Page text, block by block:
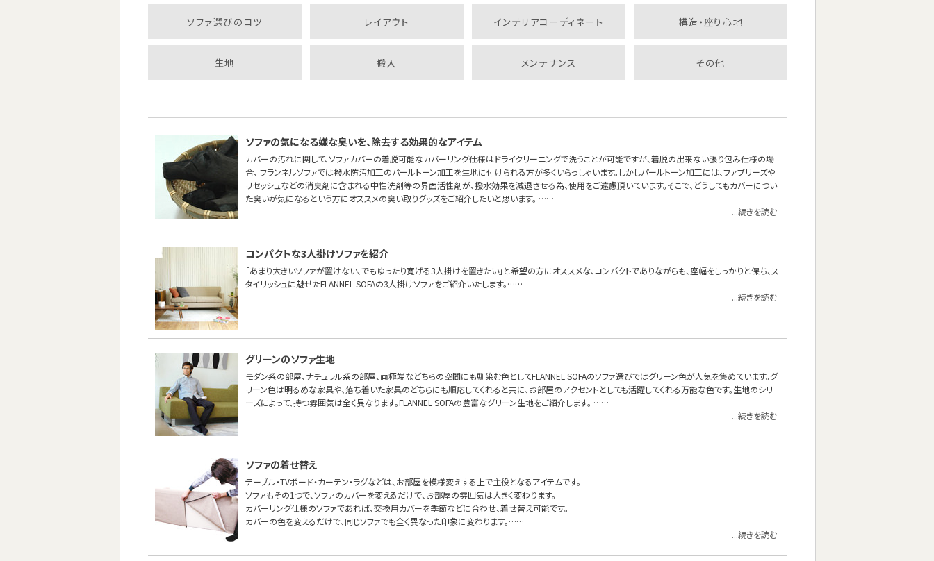
ソファ選びのコツ レイアウト インテリアコーディネート 構造・座り心地
生地 搬入 メンテナンス その他
ソファの気になる嫌な臭いを、除去する効果的なアイテム
カバーの汚れに関して、ソファカバーの着脱可能なカバーリング仕様はドライクリーニングで洗うことが可能ですが、着脱の出来ない張り包み仕様の場
合、 フランネルソファでは撥水防汚加工のパールトーン加工を生地に付けられる方が多くいらっしゃいます。しかしパールトーン加工には、ファブリーズや
リセッシュなどの消臭剤に含まれる中性洗剤等の界面活性剤が、撥水効果を減退させる為、使用をご遠慮頂いています。そこで、どうしてもカバーについ
た臭いが気になるという方にオススメの臭い取りグッズをご紹介したいと思います。 ……
...続きを読む
コンパクトな3人掛けソファを紹介
「あまり大きいソファが置けない、でもゆったり寛げる3人掛けを置きたい」と希望の方にオススメな、コンパクトでありながらも、座幅をしっかりと保ち、ス
タイリッシュに魅せたFLANNEL SOFAの3人掛けソファをご紹介いたします。……
...続きを読む
グリーンのソファ生地
モダン系の部屋、ナチュラル系の部屋、両極端などちらの空間にも馴染む色としてFLANNEL SOFAのソファ選びではグリーン色が人気を集めています。グ
リーン色は明るめな家具や、落ち着いた家具のどちらにも順応してくれると共に、お部屋のアクセントとしても活躍してくれる万能な色です。生地のシリ
ーズによって、持つ雰囲気は全く異なります。FLANNEL SOFAの豊富なグリーン生地をご紹介します。 ……
...続きを読む
ソファの着せ替え
テーブル・TVボード・カーテン・ラグなどは、お部屋を模様変えする上で主役となるアイテムです。
ソファもその1つで、ソファのカバーを変えるだけで、お部屋の雰囲気は大きく変わります。
カバーリング仕様のソファであれば、交換用カバーを季節などに合わせ、着せ替え可能です。
カバーの色を変えるだけで、同じソファでも全く異なった印象に変わります。……
...続きを読む